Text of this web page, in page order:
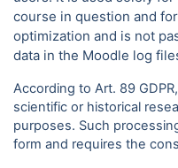
course in question and
optimization and is not
data in the Moodle log
According to Art. 89
scientific or historical
purposes. Such
form and requires the